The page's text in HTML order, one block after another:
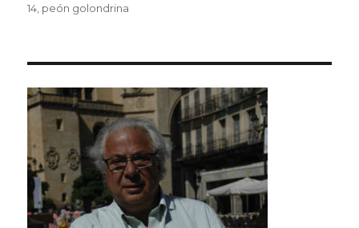
14, peón golondrina